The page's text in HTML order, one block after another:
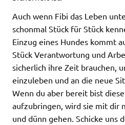
Auch wenn Fibi das Leben
schonmal Stück für Stück
Einzug eines Hundes kommt
Stück Verantwortung und
sicherlich ihre Zeit brauchen,
einzuleben und an die neue
Wenn du aber bereit bist
aufzubringen, wird sie mit dir
und dünn gehen. Schicke uns